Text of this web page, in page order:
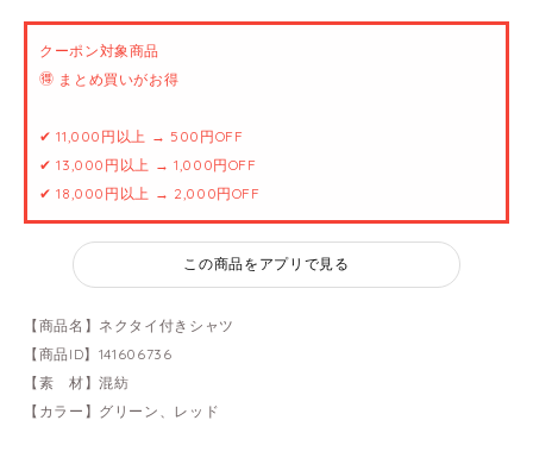
クーポン対象商品
🉐 まとめ買いがお得
✔ 11,000円以上 → 500円OFF
✔ 13,000円以上 → 1,000円OFF
✔ 18,000円以上 → 2,000円OFF
この商品をアプリで見る
【商品名】ネクタイ付きシャツ
【商品ID】141606736
【素 材】混紡
【カラー】グリーン、レッド